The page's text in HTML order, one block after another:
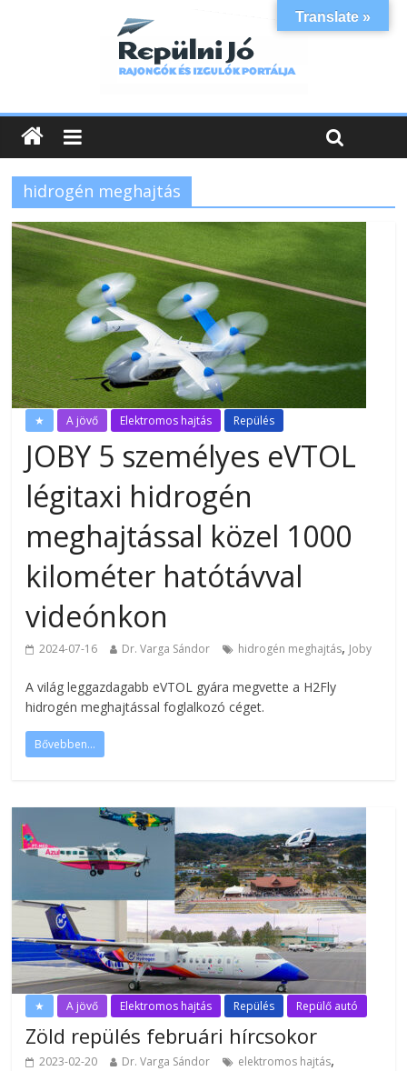
hidrogén meghajtás
★ A jövő Elektromos hajtás Repülés
JOBY 5 személyes eVTOL
légitaxi hidrogén
meghajtással közel 1000
kilométer hatótávval
videónkon
2024-07-16 Dr. Varga Sándor hidrogén meghajtás, Joby
A világ leggazdagabb eVTOL gyára megvette a H2Fly
hidrogén meghajtással foglalkozó céget.
Bővebben...
★ A jövő Elektromos hajtás Repülés Repülő autó
Zöld repülés februári hírcsokor
2023-02-20 Dr. Varga Sándor elektromos hajtás,
Translate »